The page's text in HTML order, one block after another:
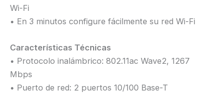
Wi-Fi
• En 3 minutos configure fácilmente su red Wi-Fi
Características Técnicas
• Protocolo inalámbrico: 802.11ac Wave2, 1267
Mbps
• Puerto de red: 2 puertos 10/100 Base-T